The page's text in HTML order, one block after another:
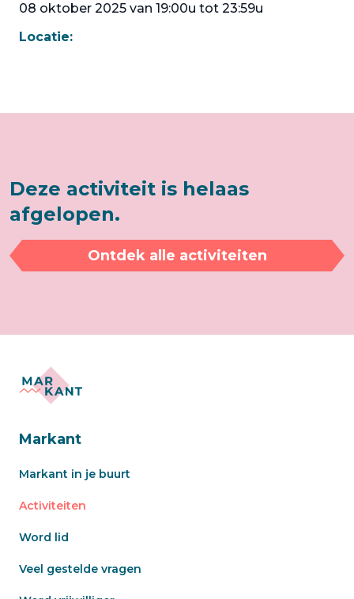
08 oktober 2025 van 19:00u tot 23:59u
Locatie:
Deze activiteit is helaas
afgelopen.
Ontdek alle activiteiten
Markant
Markant in je buurt
Activiteiten
Word lid
Veel gestelde vragen